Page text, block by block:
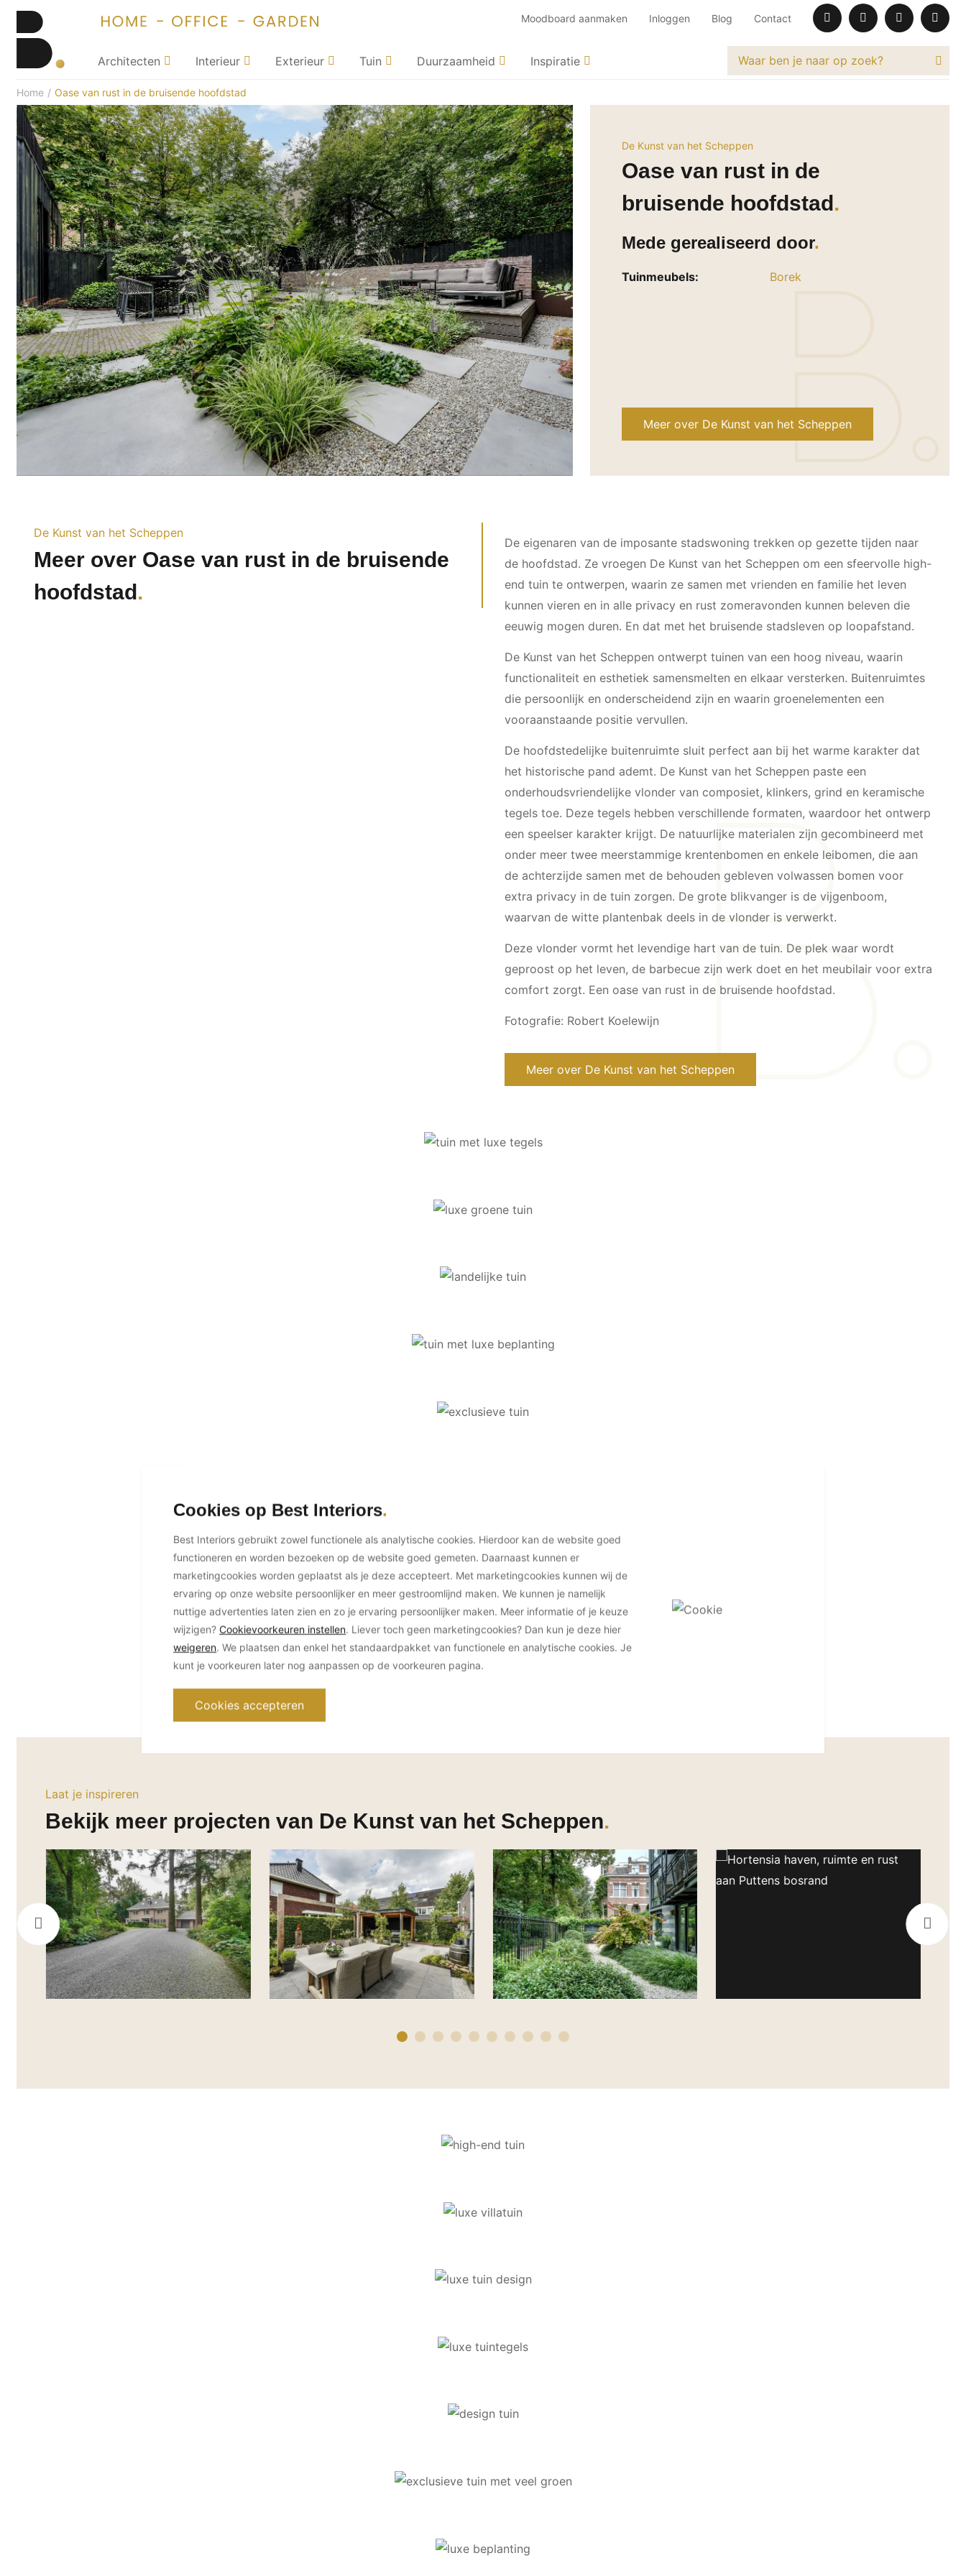
Moodboard aanmaken Inloggen Blog Contact
Architecten Interieur Exterieur Tuin Duurzaamheid Inspiratie
Home / Oase van rust in de bruisende hoofdstad
De Kunst van het Scheppen
Oase van rust in de
bruisende hoofdstad
Mede gerealiseerd door
Tuinmeubels: Borek
Meer over De Kunst van het Scheppen
De Kunst van het Scheppen
Meer over Oase van rust in de bruisende
hoofdstad
De eigenaren van de imposante stadswoning trekken op gezette tijden naar
de hoofdstad. Ze vroegen De Kunst van het Scheppen om een sfeervolle high-
end tuin te ontwerpen, waarin ze samen met vrienden en familie het leven
kunnen vieren en in alle privacy en rust zomeravonden kunnen beleven die
eeuwig mogen duren. En dat met het bruisende stadsleven op loopafstand.
De Kunst van het Scheppen ontwerpt tuinen van een hoog niveau, waarin
functionaliteit en esthetiek samensmelten en elkaar versterken. Buitenruimtes
die persoonlijk en onderscheidend zijn en waarin groenelementen een
vooraanstaande positie vervullen.
De hoofdstedelijke buitenruimte sluit perfect aan bij het warme karakter dat
het historische pand ademt. De Kunst van het Scheppen paste een
onderhoudsvriendelijke vlonder van composiet, klinkers, grind en keramische
tegels toe. Deze tegels hebben verschillende formaten, waardoor het ontwerp
een speelser karakter krijgt. De natuurlijke materialen zijn gecombineerd met
onder meer twee meerstammige krentenbomen en enkele leibomen, die aan
de achterzijde samen met de behouden gebleven volwassen bomen voor
extra privacy in de tuin zorgen. De grote blikvanger is de vijgenboom,
waarvan de witte plantenbak deels in de vlonder is verwerkt.
Deze vlonder vormt het levendige hart van de tuin. De plek waar wordt
geproost op het leven, de barbecue zijn werk doet en het meubilair voor extra
comfort zorgt. Een oase van rust in de bruisende hoofdstad.
Fotografie: Robert Koelewijn
Meer over De Kunst van het Scheppen
Laat je inspireren
Bekijk meer projecten van De Kunst van het Scheppen
Cookies op Best Interiors
Best Interiors gebruikt zowel functionele als analytische cookies. Hierdoor kan de website goed
functioneren en worden bezoeken op de website goed gemeten. Daarnaast kunnen er
marketingcookies worden geplaatst als je deze accepteert. Met marketingcookies kunnen wij de
ervaring op onze website persoonlijker en meer gestroomlijnd maken. We kunnen je namelijk
nuttige advertenties laten zien en zo je ervaring persoonlijker maken. Meer informatie of je keuze
wijzigen? Cookievoorkeuren instellen. Liever toch geen marketingcookies? Dan kun je deze hier
weigeren. We plaatsen dan enkel het standaardpakket van functionele en analytische cookies. Je
kunt je voorkeuren later nog aanpassen op de voorkeuren pagina.
Cookies accepteren